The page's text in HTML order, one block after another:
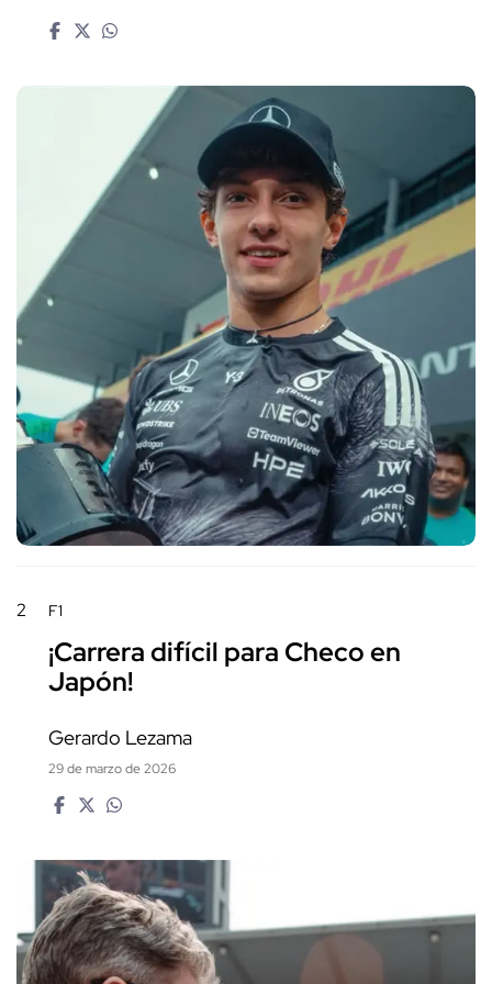
2 F1
¡Carrera difícil para Checo en
Japón!
Gerardo Lezama
29 de marzo de 2026